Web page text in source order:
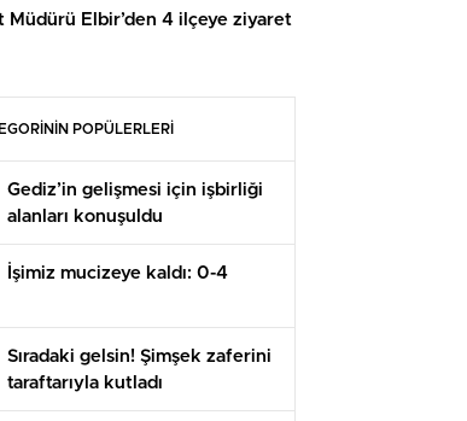
Müdürü Elbir’den 4 ilçeye ziyaret
POPÜLERLERİ
Gediz’in gelişmesi için işbirliği
alanları konuşuldu
İşimiz mucizeye kaldı: 0-4
Sıradaki gelsin! Şimşek zaferini
taraftarıyla kutladı